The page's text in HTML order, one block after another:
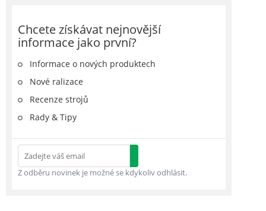
Chcete získávat nejnovější
informace jako první?
Informace o nových produktech
Nové ralizace
Recenze strojů
Rady & Tipy
Z odběru novinek je možné se kdykoliv odhlásit.